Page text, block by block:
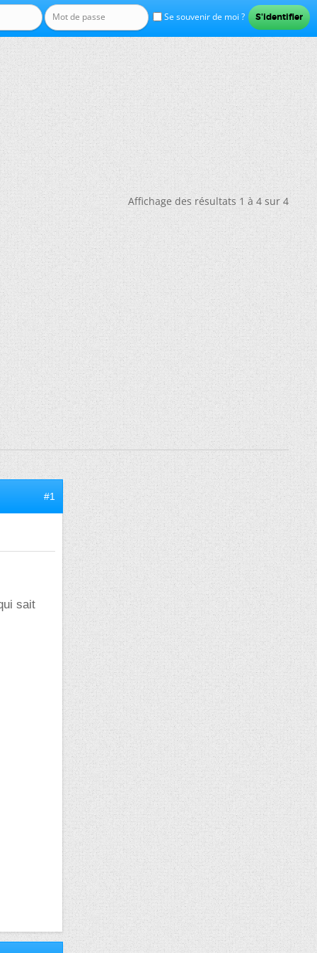
Se souvenir de moi ?
Affichage des résultats 1 à 4 sur 4
#1
sait